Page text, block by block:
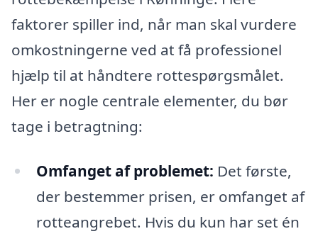
faktorer spiller ind, når man skal vurdere
omkostningerne ved at få professionel
hjælp til at håndtere rottespørgsmålet.
Her er nogle centrale elementer, du bør
tage i betragtning:
Omfanget af problemet: Det første,
der bestemmer prisen, er omfanget af
rotteangrebet. Hvis du kun har set én